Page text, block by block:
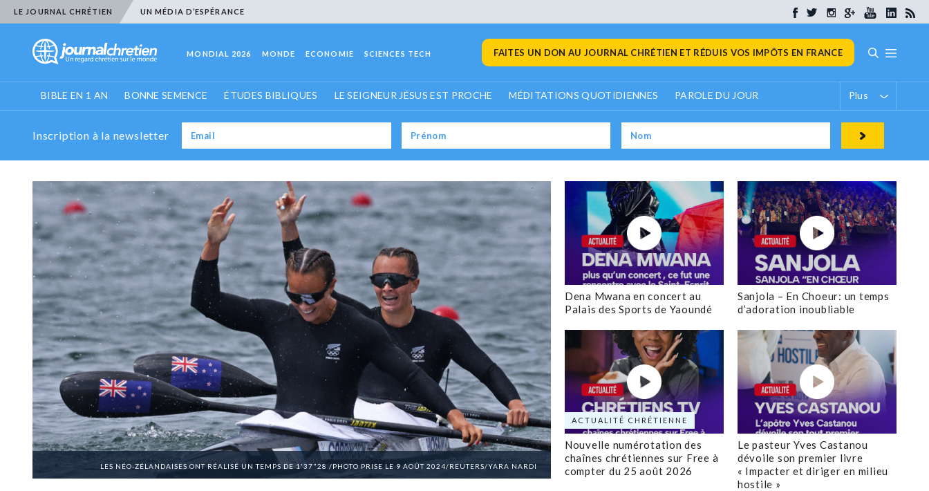
LE JOURNAL CHRÉTIEN UN MÉDIA D’ESPÉRANCE
MONDIAL 2026 MONDE ECONOMIE SCIENCES TECH FAITES UN DON AU JOURNAL CHRÉTIEN ET RÉDUIS VOS IMPÔTS EN FRANCE
BIBLE EN 1 AN BONNE SEMENCE ÉTUDES BIBLIQUES LE SEIGNEUR JÉSUS EST PROCHE MÉDITATIONS QUOTIDIENNES PAROLE DU JOUR Plus
Inscription à la newsletter
LES NÉO-ZÉLANDAISES ONT RÉALISÉ UN TEMPS DE 1'37"28 /PHOTO PRISE LE 9 AOÛT 2024/REUTERS/YARA NARDI
Dena Mwana en concert au
Palais des Sports de Yaoundé
Sanjola – En Choeur: un temps
d’adoration inoubliable
ACTUALITÉ CHRÉTIENNE
Nouvelle numérotation des
chaînes chrétiennes sur Free à
compter du 25 août 2026
Le pasteur Yves Castanou
dévoile son premier livre
« Impacter et diriger en milieu
hostile »